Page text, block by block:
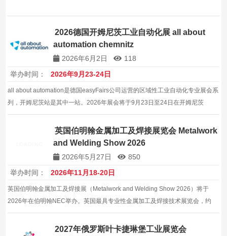
2026德国开姆尼茨工业自动化展 all about
automation chemnitz
2026年6月2日
118
举办时间：
2026年9月23-24日
all about automation是德国easyFairs公司运营的区域性工业自动化专业展会系
列，开姆尼茨站是其中一站。2026年展会将于9月23日至24日在开姆尼茨
Messe Chemnitz会展中心举行，聚焦工业自动化、机器人和数字化领域的创新
英国伯明翰金属加工及焊接展览会 Metalwork
and Welding Show 2026
2026年5月27日
850
举办时间：
2026年11月18-20日
英国伯明翰金属加工及焊接展（Metalwork and Welding Show 2026）将于
2026年在伯明翰NEC举办。英国最具专业性金属加工及焊接技术展览会，约
200家展商，约12000平方米。
2027年俄罗斯叶卡捷琳堡工业展览会